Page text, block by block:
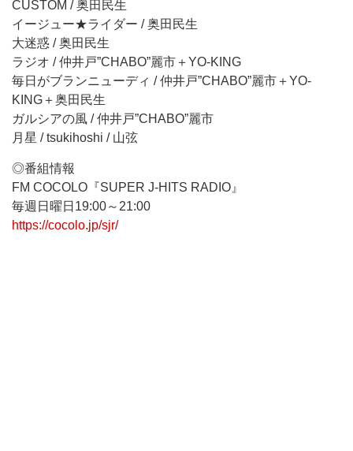
CUSTOM / 奥田民生
イージュー★ライダー / 奥田民生
大迷惑 / 奥田民生
ラジオ / 仲井戸”CHABO”麗市＋YO-KING
毎日がブランニューディ / 仲井戸”CHABO”麗市＋YO-
KING＋奥田民生
ガルシアの風 / 仲井戸”CHABO”麗市
月星 / tsukihoshi / 山弦
◎番組情報
FM COCOLO『SUPER J-HITS RADIO』
毎週日曜日19:00～21:00
https://cocolo.jp/sjr/